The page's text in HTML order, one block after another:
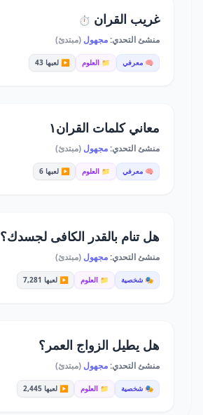
غريب القران ⏱️
منشئ التحدي:مجهول (مبتدئ)
🧠 معرفي 📁 العلوم ▶️ لعبها 43
معاني كلمات القران١
منشئ التحدي:مجهول (مبتدئ)
🧠 معرفي 📁 العلوم ▶️ لعبها 6
هل تنام بالقدر الكافى لجسدك؟
منشئ التحدي:مجهول (مبتدئ)
🎭 شخصية 📁 العلوم ▶️ لعبها 7,281
هل يطيل الزواج العمر؟
منشئ التحدي:مجهول (مبتدئ)
🎭 شخصية 📁 العلوم ▶️ لعبها 2,445